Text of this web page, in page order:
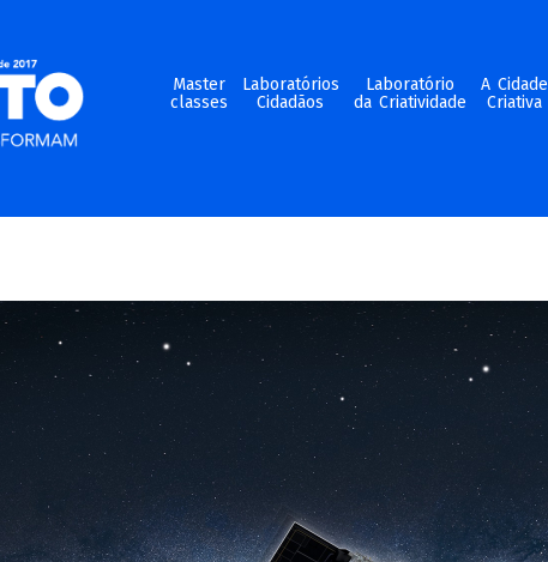
Master
classes
Laboratórios
Cidadãos
Laboratório
da Criatividade
A Cidade
Criativa